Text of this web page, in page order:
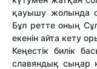
қауышу жолында
Бұл ретте оның
екенін айта кету
Кеңестік билік
славяндық сыңар